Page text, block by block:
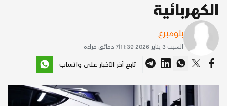
الكهربائية
بلومبرغ
السبت 3 يناير 2026 11:39 |
7 دقائق قراءة
تابع آخر الأخبار على واتساب